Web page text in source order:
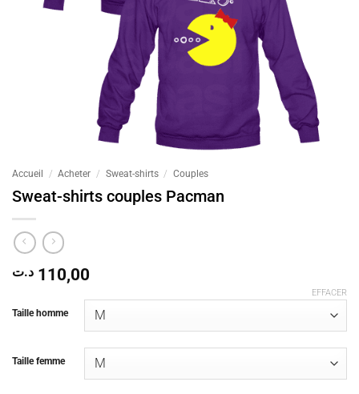
Accueil / Acheter / Sweat-shirts / Couples
Sweat-shirts couples Pacman
110,00 د.ت
Taille homme
Taille femme
EFFACER